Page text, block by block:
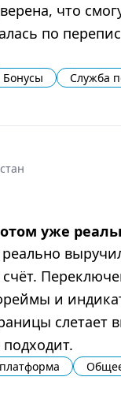
что
по
Бонусы Служба
уже
и